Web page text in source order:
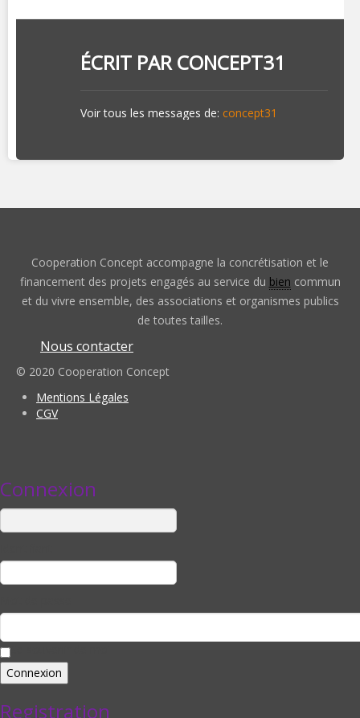
ÉCRIT PARCONCEPT31
Voir tous les messages de: concept31
Cooperation Concept accompagne la concrétisation et le
financement des projets engagés au service du bien commun
et du vivre ensemble, des associations et organismes publics
de toutes tailles.
Nous contacter
© 2020 Cooperation Concept
Mentions Légales
CGV
Connexion
Registration